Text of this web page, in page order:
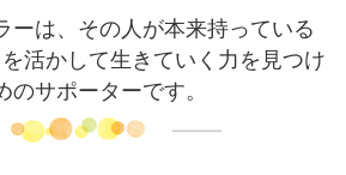
ーは、その人が本来持っている
を活かして生きていく力を見つけ
のサポーターです。